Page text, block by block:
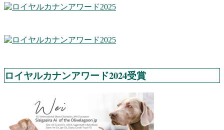
ロイヤルカナンアワード2024受賞